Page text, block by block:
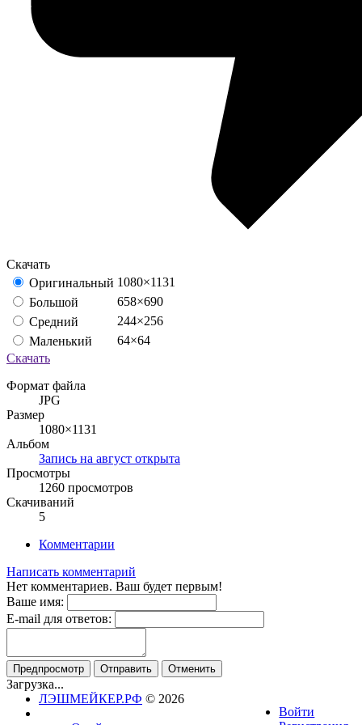
Скачать
Оригинальный 1080×1131
Большой
658×690
Средний
244×256
Маленький
64×64
Скачать
Формат файла
JPG
Размер
1080×1131
Альбом
Запись на август открыта
Просмотры
1260 просмотров
Скачиваний
5
Комментарии
Написать комментарий
Нет комментариев. Ваш будет первым!
Ваше имя:
E-mail для ответов:
Загрузка...
Войти
ЛЭШМЕЙКЕР.РФ © 2026